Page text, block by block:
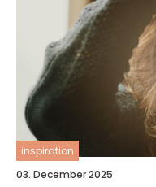
inspiration
03. December 2025